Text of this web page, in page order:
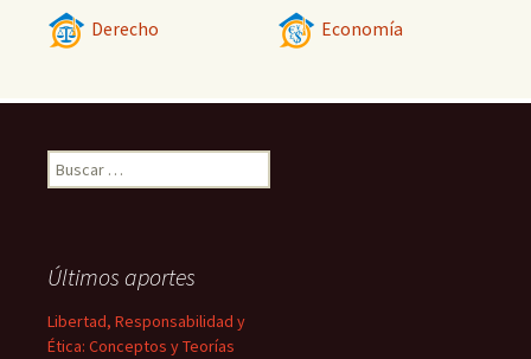
Derecho Economía
Buscar:
Últimos aportes
Libertad, Responsabilidad y
Ética: Conceptos y Teorías